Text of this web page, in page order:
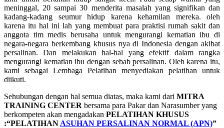
meninggal, 20 sampai 30 menderita masalah yang signifikan dan
kadang-kadang seumur hidup karena kehamilan mereka. oleh
karena itu hal ini lah yang membuat para praktisi rumah sakit dan
anggota tim medis berusaha untuk mengurangi kematian ibu di
negara-negara berkembang khusus nya di Indonesia dengan akibat
persalinan. Dan melakukan hal-hal yang efektif dalam rangka
mengurangi kematian ibu dengan sebab persalinan. Oleh karena itu,
kami sebagai Lembaga Pelatihan menyediakan pelatihan untuk
diikuti.
Sehubungan dengan hal semua diatas, maka kami dari MITRA
TRAINING CENTER bersama para Pakar dan Narasumber yang
berkompeten akan mengadakan PELATIHAN KHUSUS
:“PELATIHAN ASUHAN PERSALINAN NORMAL (APN)”